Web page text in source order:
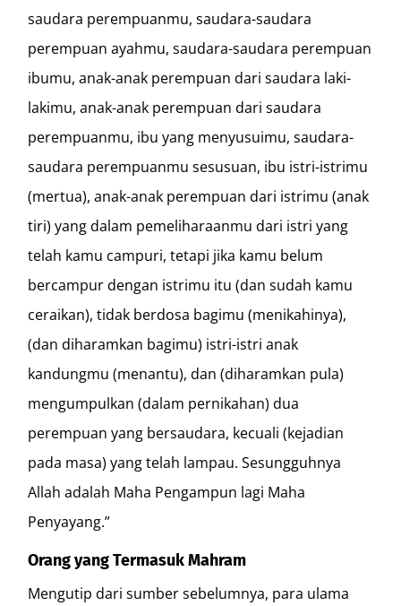
saudara perempuanmu, saudara-saudara
perempuan ayahmu, saudara-saudara perempuan
ibumu, anak-anak perempuan dari saudara laki-
lakimu, anak-anak perempuan dari saudara
perempuanmu, ibu yang menyusuimu, saudara-
saudara perempuanmu sesusuan, ibu istri-istrimu
(mertua), anak-anak perempuan dari istrimu (anak
tiri) yang dalam pemeliharaanmu dari istri yang
telah kamu campuri, tetapi jika kamu belum
bercampur dengan istrimu itu (dan sudah kamu
ceraikan), tidak berdosa bagimu (menikahinya),
(dan diharamkan bagimu) istri-istri anak
kandungmu (menantu), dan (diharamkan pula)
mengumpulkan (dalam pernikahan) dua
perempuan yang bersaudara, kecuali (kejadian
pada masa) yang telah lampau. Sesungguhnya
Allah adalah Maha Pengampun lagi Maha
Penyayang.”
Orang yang Termasuk Mahram
Mengutip dari sumber sebelumnya, para ulama